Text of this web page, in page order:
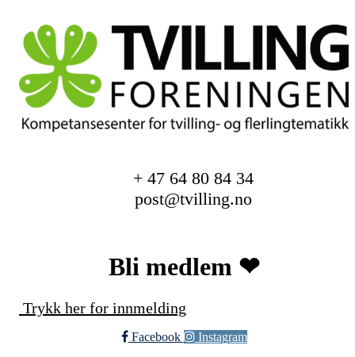
+ 47 64 80 84 34
post@tvilling.no
Bli medlem ❤︎
Trykk her for innmelding
Facebook Instagram